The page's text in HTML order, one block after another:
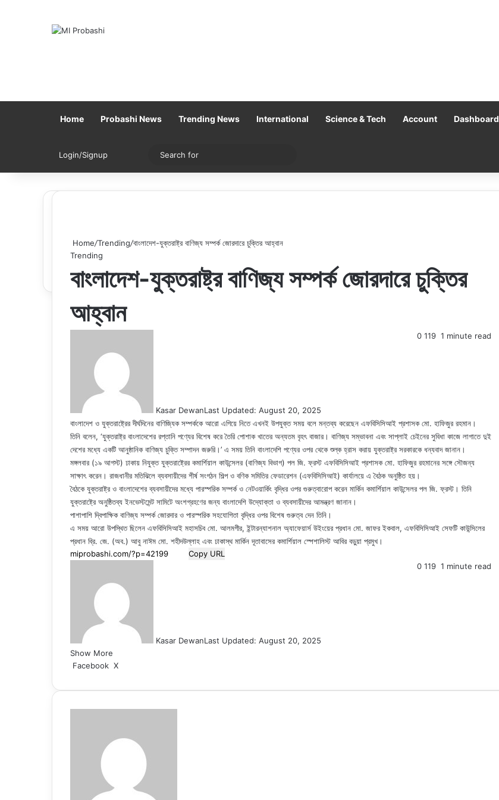
Home Probashi News Trending News International Science & Tech Account Dashboard
Login/Signup Switch skin
for
Home/Trending/বাংলাদেশ-যুক্তরাষ্ট্র বাণিজ্য সম্পর্ক জোরদারে চুক্তির আহ্বান
Trending
বাংলাদেশ-যুক্তরাষ্ট্র বাণিজ্য সম্পর্ক জোরদারে চুক্তির
আহ্বান
Kasar DewanLast Updated: August 20, 2025
0 119 1 minute read
বাংলাদেশ ও যুক্তরাষ্ট্রের দীর্ঘদিনের বাণিজ্যিক সম্পর্ককে আরো এগিয়ে নিতে এখনই উপযুক্ত সময় বলে মন্তব্য করেছেন এফবিসিসিআই প্রশাসক মো. হাফিজুর রহমান।
তিনি বলেন, ‘যুক্তরাষ্ট্র বাংলাদেশের রপ্তানি পণ্যের বিশেষ করে তৈরি পোশাক খাতের অন্যতম বৃহৎ বাজার। বাণিজ্য সম্ভাবনা এবং সাপ্লাই চেইনের সুবিধা কাজে লাগাতে দুই
দেশের মধ্যে একটি আনুষ্ঠানিক বাণিজ্য চুক্তি সম্পাদন জরুরি।’ এ সময় তিনি বাংলাদেশি পণ্যের ওপর থেকে শুল্ক হ্রাস করায় যুক্তরাষ্ট্র সরকারকে ধন্যবাদ জানান।
মঙ্গলবার (১৯ আগস্ট) ঢাকায় নিযুক্ত যুক্তরাষ্ট্রের কমার্শিয়াল কাউন্সেলর (বাণিজ্য বিভাগ) পল জি. ফ্রস্ট এফবিসিসিআই প্রশাসক মো. হাফিজুর রহমানের সঙ্গে সৌজন্য
সাক্ষাৎ করেন। রাজধানীর মতিঝিলে ব্যবসায়ীদের শীর্ষ সংগঠন শিল্প ও বণিক সমিতির ফেডারেশন (এফবিসিসিআই) কার্যালয়ে এ বৈঠক অনুষ্ঠিত হয়।
বৈঠকে যুক্তরাষ্ট্র ও বাংলাদেশের ব্যবসায়ীদের মধ্যে পারস্পরিক সম্পর্ক ও নেটওয়ার্কিং বৃদ্ধির ওপর গুরুত্বারোপ করেন মার্কিন কমার্শিয়াল কাউন্সেলর পল জি. ফ্রস্ট। তিনি
যুক্তরাষ্ট্রে অনুষ্ঠিতব্য ইনভেস্টমেন্ট সামিটে অংশগ্রহণের জন্য বাংলাদেশি উদ্যোক্তা ও ব্যবসায়ীদের আমন্ত্রণ জানান।
পাশাপাশি দ্বিপাক্ষিক বাণিজ্য সম্পর্ক জোরদার ও পারস্পরিক সহযোগিতা বৃদ্ধির ওপর বিশেষ গুরুত্ব দেন তিনি।
এ সময় আরো উপস্থিত ছিলেন এফবিসিসিআই মহাসচিব মো. আলমগীর, ইন্টারন্যাশনাল অ্যাফেয়ার্স উইংয়ের প্রধান মো. জাফর ইকবাল, এফবিসিসিআই সেফটি কাউন্সিলের
প্রধান ব্রি. জে. (অব.) আবু নাঈম মো. শহীদউল্লাহ এবং ঢাকাস্থ মার্কিন দূতাবাসের কমার্শিয়াল স্পেশালিস্ট আবির বড়ুয়া প্রমুখ।
Copy URL
Kasar DewanLast Updated: August 20, 2025
0 119 1 minute read
Show More
Facebook X
Email